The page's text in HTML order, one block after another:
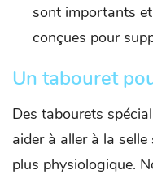
sont importants
conçues pour
Un tabouret
Des tabourets
aider à aller à la
plus physiologique.